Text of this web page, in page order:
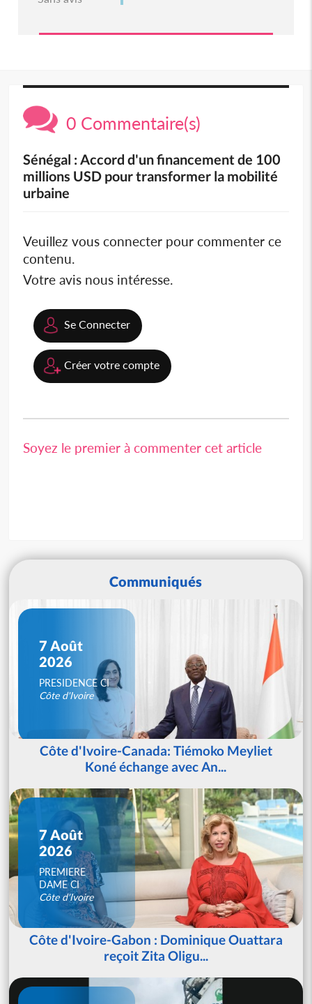
0 Commentaire(s)
Sénégal : Accord d'un financement de 100
millions USD pour transformer la mobilité
urbaine
Veuillez vous connecter pour commenter ce
contenu.
Votre avis nous intéresse.
Se Connecter
Créer votre compte
Soyez le premier à commenter cet article
Communiqués
7 Août
2026
PRESIDENCE CI
Côte d'Ivoire
Côte d'Ivoire-Canada: Tiémoko Meyliet
Koné échange avec An...
7 Août
2026
PREMIERE
DAME CI
Côte d'Ivoire
Côte d'Ivoire-Gabon : Dominique Ouattara
reçoit Zita Oligu...